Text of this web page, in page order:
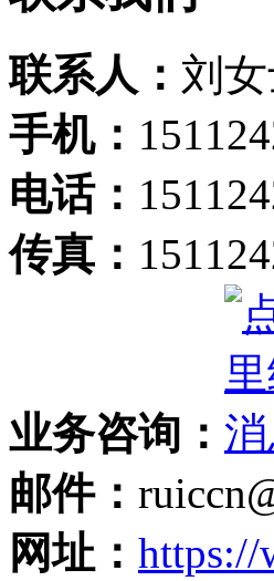
联系人： 刘
手机：
电话：
传真：
业务咨询：
邮件：
网址： https://